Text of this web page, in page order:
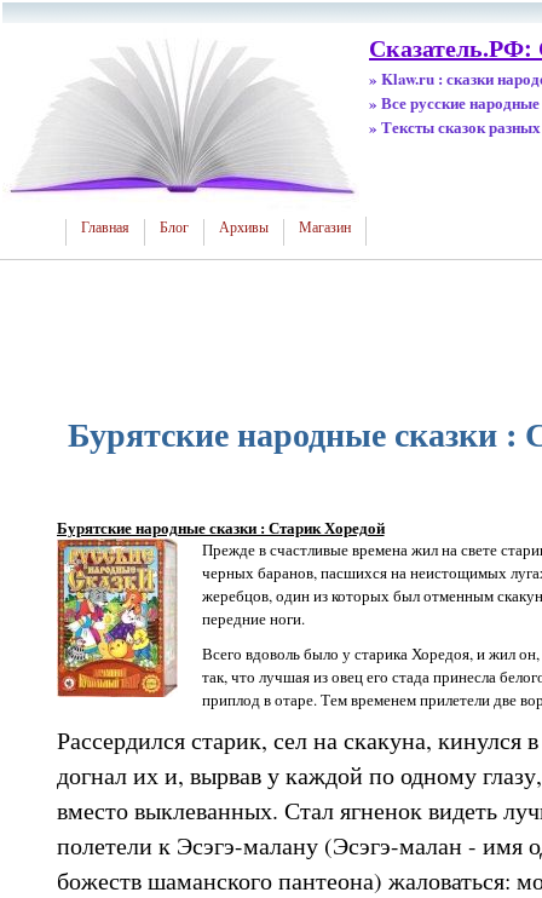
Сказатель.РФ:
» Klaw.ru : сказки
» Все русские народные
» Тексты сказок
Главная Блог Архивы Магазин
Бурятские народные сказки :
Бурятские народные сказки : Старик Хоредой
Прежде в счастливые времена жил на свете
черных баранов, пасшихся на неистощимых
жеребцов, один из которых был отменным
передние ноги.
Всего вдоволь было у старика Хоредоя, и жил
так, что лучшая из овец его стада принесла
приплод в отаре. Тем временем прилетели две
Рассердился старик, сел на скакуна, кинулся
догнал их и, вырвав у каждой по одному
вместо выклеванных. Стал ягненок видеть
полетели к Эсэгэ-малану (Эсэгэ-малан - имя
божеств шаманского пантеона) жаловаться: